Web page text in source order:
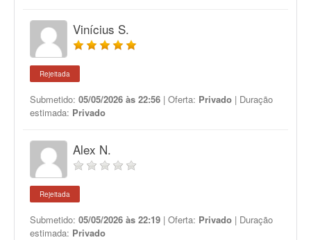
Vinícius S.
Rejeitada
Submetido: 05/05/2026 às 22:56 | Oferta: Privado | Duração
estimada: Privado
Alex N.
Rejeitada
Submetido: 05/05/2026 às 22:19 | Oferta: Privado | Duração
estimada: Privado